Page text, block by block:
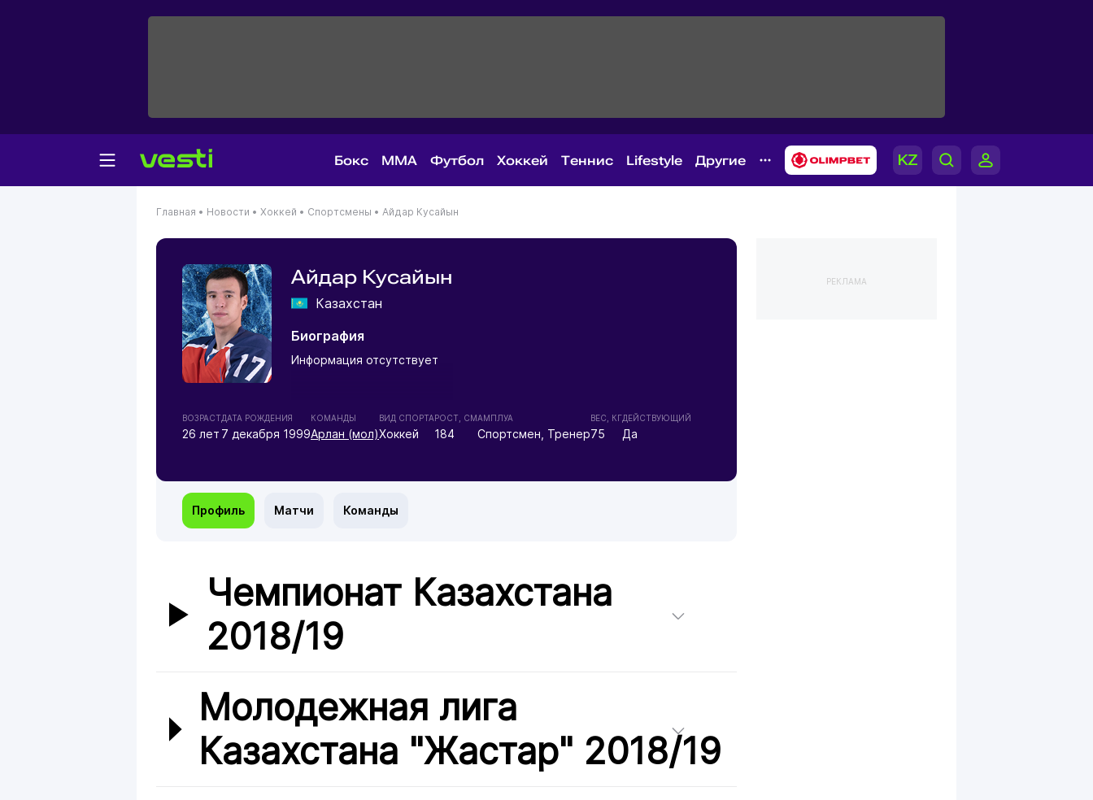
Бокс MMA Футбол Хоккей Теннис Lifestyle Другие
Главная • Новости • Хоккей • Спортсмены • Айдар Кусайын
Айдар Кусайын
Казахстан
Биография
Информация отсутствует
ВОЗРАСТ
26 лет
ДАТА РОЖДЕНИЯ
7 декабря 1999
КОМАНДЫ
Арлан (мол)
ВИД СПОРТА
Хоккей
РОСТ, СМ
184
АМПЛУА
Спортсмен, Тренер
ВЕС, КГ
75
ДЕЙСТВУЮЩИЙ
Да
Профиль Матчи Команды
Чемпионат Казахстана
2018/19
Молодежная лига
Казахстана "Жастар" 2018/19
РЕКЛАМА